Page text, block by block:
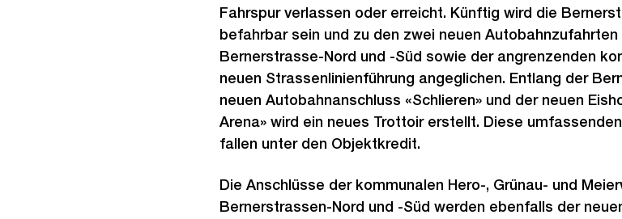
Fahrspur verlassen oder erreicht. Künftig wird die
befahrbar sein und zu den zwei neuen
Bernerstrasse-Nord und -Süd sowie der angrenzenden
neuen Strassenlinienführung angeglichen. Entlang der
neuen Autobahnanschluss «Schlieren» und der neuen
Arena» wird ein neues Trottoir erstellt. Diese
fallen unter den Objektkredit.
Die Anschlüsse der kommunalen Hero-, Grünau- und
Bernerstrassen-Nord und -Süd werden ebenfalls der